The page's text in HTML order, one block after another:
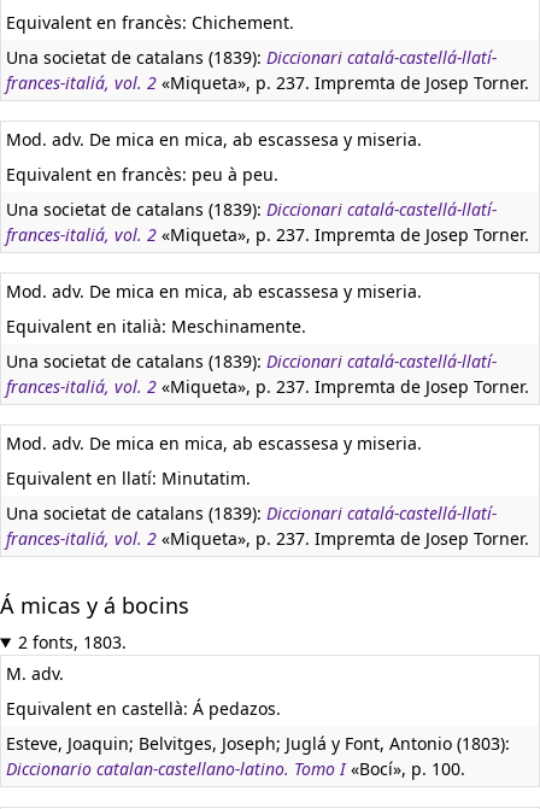
Equivalent en francès: Chichement.
Una societat de catalans (1839): Diccionari catalá-castellá-llatí-
frances-italiá, vol. 2 «Miqueta», p. 237. Impremta de Josep Torner.
Mod. adv. De mica en mica, ab escassesa y miseria.
Equivalent en francès: peu à peu.
Una societat de catalans (1839): Diccionari catalá-castellá-llatí-
frances-italiá, vol. 2 «Miqueta», p. 237. Impremta de Josep Torner.
Mod. adv. De mica en mica, ab escassesa y miseria.
Equivalent en italià: Meschinamente.
Una societat de catalans (1839): Diccionari catalá-castellá-llatí-
frances-italiá, vol. 2 «Miqueta», p. 237. Impremta de Josep Torner.
Mod. adv. De mica en mica, ab escassesa y miseria.
Equivalent en llatí: Minutatim.
Una societat de catalans (1839): Diccionari catalá-castellá-llatí-
frances-italiá, vol. 2 «Miqueta», p. 237. Impremta de Josep Torner.
Á micas y á bocins
2 fonts, 1803.
M. adv.
Equivalent en castellà: Á pedazos.
Esteve, Joaquin; Belvitges, Joseph; Juglá y Font, Antonio (1803):
Diccionario catalan-castellano-latino. Tomo I«Bocí», p. 100.